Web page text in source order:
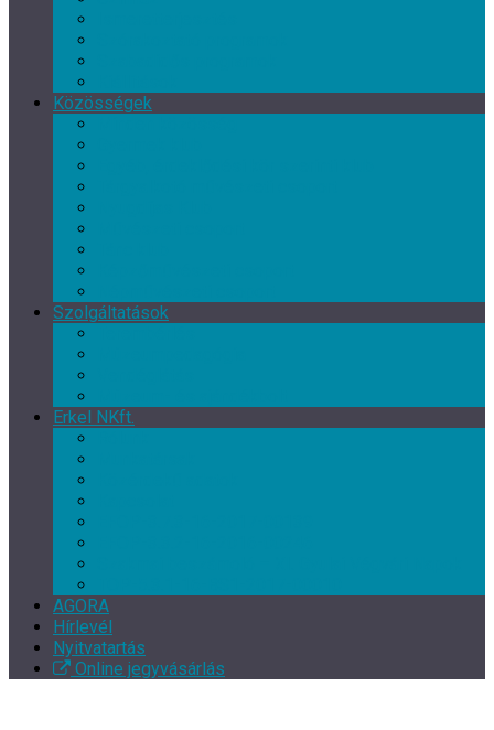
Közösségek
Szolgáltatások
Erkel NKft.
AGORA
Hírlevél
Nyitvatartás
Online jegyvásárlás